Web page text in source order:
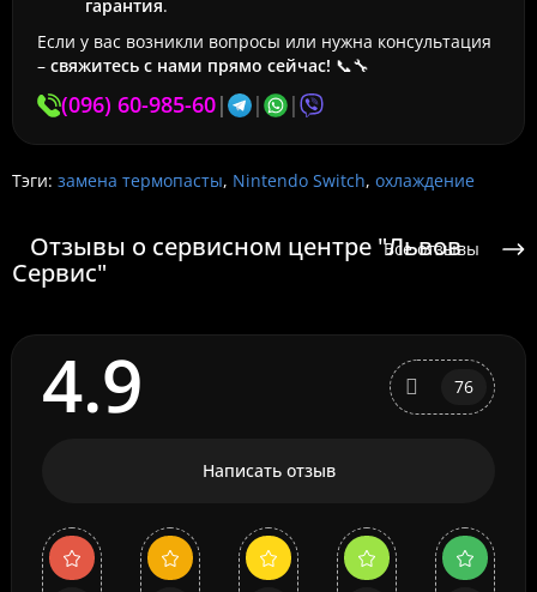
гарантия.
Если у вас возникли вопросы или нужна консультация
– свяжитесь с нами прямо сейчас! 📞🔧
(096) 60-985-60| | |
Тэги: замена термопасты, Nintendo Switch, охлаждение
Отзывы о сервисном центре "Львов
Сервис"
Все отзывы
4.9 76
Написать отзыв